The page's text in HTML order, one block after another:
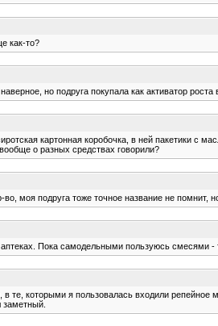
как-то?
но подруга покупала как активатор
картонная коробочка, в ней пакетики с
о разных средствах говорили?
моя подруга тоже точное название не помнит,
Пока самодельными пользуюсь смесями -
те, которыми я пользовалась входили